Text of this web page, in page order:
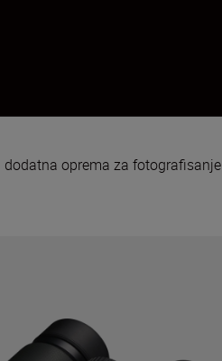
oprema za fotografisanje